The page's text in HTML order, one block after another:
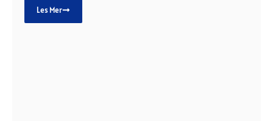
Les Mer